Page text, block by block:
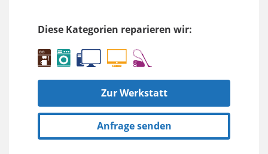
Diese Kategorien reparieren wir:
Zur Werkstatt
Anfrage senden